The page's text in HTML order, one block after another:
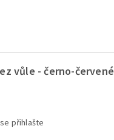
vůle - černo-červené
přihlašte